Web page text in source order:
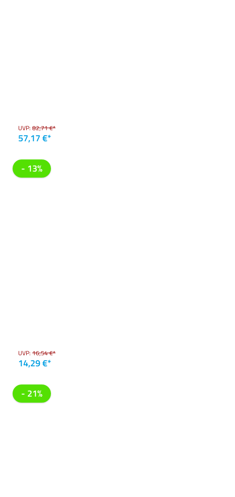
UVP: 82,71 €*
57,17 €*
- 13%
UVP: 16,54 €*
14,29 €*
- 21%